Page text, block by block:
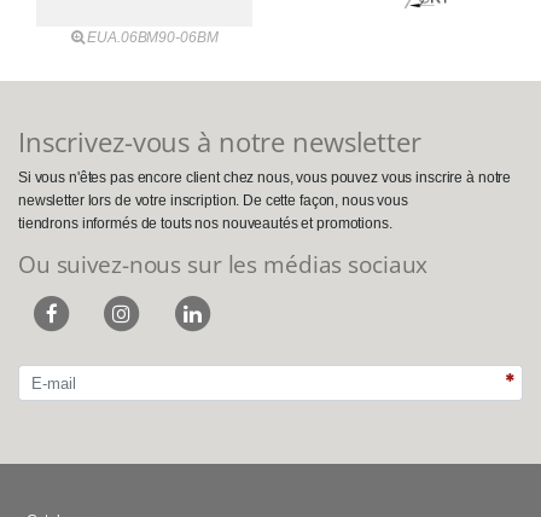
EUA.06BM90-06BM
Inscrivez-vous à notre newsletter
Si vous n'êtes pas encore client chez nous, vous pouvez vous inscrire à notre
newsletter lors de votre inscription. De cette façon, nous vous
tiendrons informés de touts nos nouveautés et promotions.
Ou suivez-nous sur les médias sociaux